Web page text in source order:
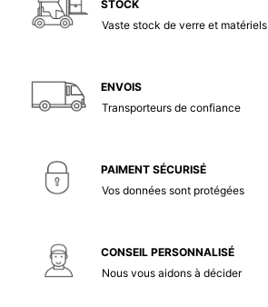
STOCK
Vaste stock de verre et matériels
ENVOIS
Transporteurs de confiance
PAIMENT SÉCURISÉ
Vos données sont protégées
CONSEIL PERSONNALISÉ
Nous vous aidons à décider